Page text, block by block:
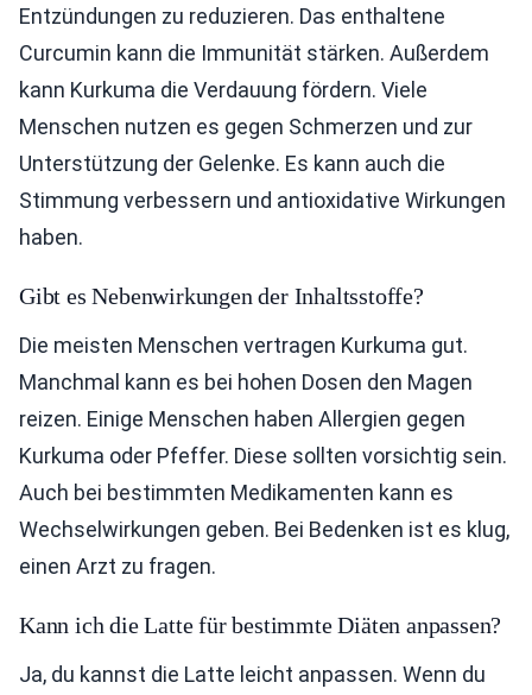
Entzündungen zu reduzieren. Das enthaltene
Curcumin kann die Immunität stärken. Außerdem
kann Kurkuma die Verdauung fördern. Viele
Menschen nutzen es gegen Schmerzen und zur
Unterstützung der Gelenke. Es kann auch die
Stimmung verbessern und antioxidative Wirkungen
haben.
Gibt es Nebenwirkungen der Inhaltsstoffe?
Die meisten Menschen vertragen Kurkuma gut.
Manchmal kann es bei hohen Dosen den Magen
reizen. Einige Menschen haben Allergien gegen
Kurkuma oder Pfeffer. Diese sollten vorsichtig sein.
Auch bei bestimmten Medikamenten kann es
Wechselwirkungen geben. Bei Bedenken ist es klug,
einen Arzt zu fragen.
Kann ich die Latte für bestimmte Diäten anpassen?
Ja, du kannst die Latte leicht anpassen. Wenn du